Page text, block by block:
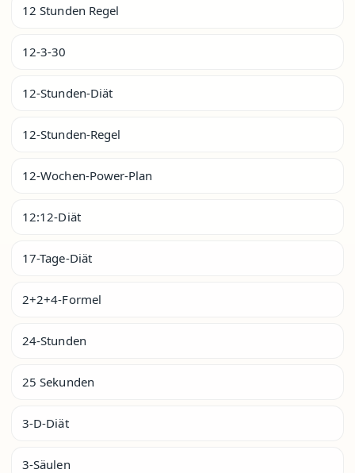
12 Stunden Regel
12-3-30
12-Stunden-Diät
12-Stunden-Regel
12-Wochen-Power-Plan
12:12-Diät
17-Tage-Diät
2+2+4-Formel
24-Stunden
25 Sekunden
3-D-Diät
3-Säulen